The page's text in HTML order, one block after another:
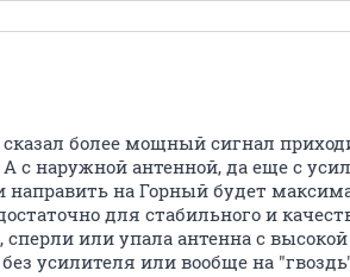
более мощный сигнал
с наружной антенной, да еще с
направить на Горный будет
для стабильного и
сперли или упала антенна с
усилителя или вообще на